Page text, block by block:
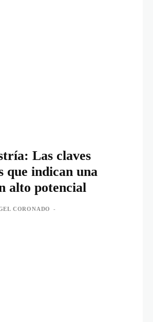
Las claves
que indican una
alto potencial
CORONADO -